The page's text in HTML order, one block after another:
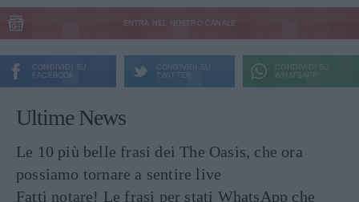
ENTRA NEL NOSTRO CANALE
CONDIVIDI SU
FACEBOOK
CONDIVIDI SU
TWITTER
CONDIVIDI SU
WHATSAPP
Ultime News
Le 10 più belle frasi dei The Oasis, che ora
possiamo tornare a sentire live
Fatti notare! Le frasi per stati WhatsApp che